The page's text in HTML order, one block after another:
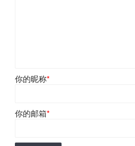
你的昵称*
你的邮箱*